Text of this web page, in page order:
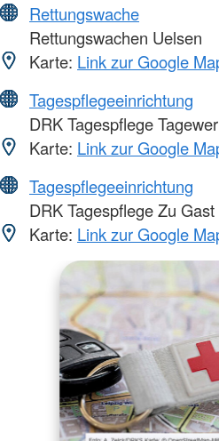
Rettungswache
Rettungswachen Uelsen
Karte: Link zur Google
Tagespflegeeinrichtung
DRK Tagespflege
Karte: Link zur Google
Tagespflegeeinrichtung
DRK Tagespflege Zu
Karte: Link zur Google